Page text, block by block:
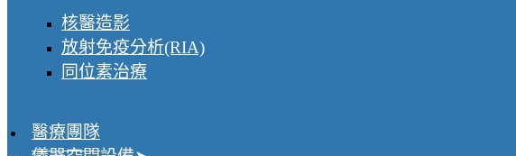
核醫造影
放射免疫分析(RIA)
同位素治療
醫療團隊